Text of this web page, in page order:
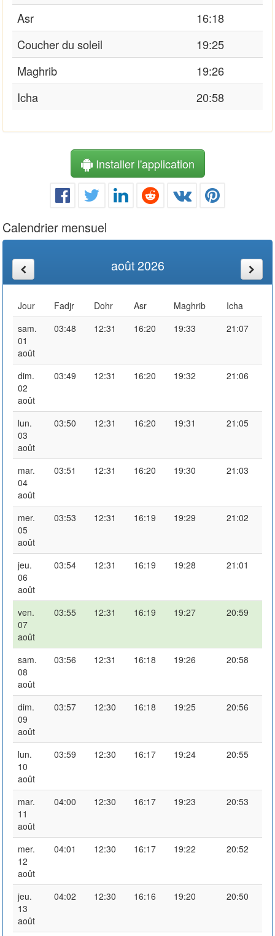
Asr
16:18
Coucher du soleil
19:25
Maghrib
19:26
Icha
20:58
Installer l'application
Calendrier mensuel
août 2026
Jour Fadjr Dohr Asr Maghrib
Icha
sam.
01
août
03:48 12:31 16:20 19:33 21:07
dim.
02
août
03:49 12:31 16:20 19:32 21:06
lun.
03
août
03:50 12:31 16:20 19:31 21:05
mar.
04
août
03:51 12:31 16:20 19:30 21:03
mer.
05
août
03:53 12:31 16:19 19:29 21:02
jeu.
06
août
03:54 12:31 16:19 19:28 21:01
ven.
07
août
03:55 12:31 16:19 19:27 20:59
sam.
08
août
03:56 12:31 16:18 19:26 20:58
dim.
09
août
03:57 12:30 16:18 19:25 20:56
lun.
10
août
03:59 12:30 16:17 19:24 20:55
mar.
11
août
04:00 12:30 16:17 19:23 20:53
mer.
12
août
04:01 12:30 16:17 19:22 20:52
jeu.
13
août
04:02 12:30 16:16 19:20 20:50